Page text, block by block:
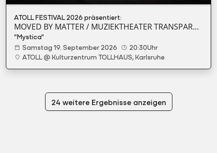
ATOLL FESTIVAL 2026 präsentiert:
MOVED BY MATTER / MUZIEKTHEATER TRANSPARANT (BE)
"Mystica"
Samstag 19. September 2026
20:30Uhr
ATOLL @ Kulturzentrum TOLLHAUS, Karlsruhe
24 weitere Ergebnisse anzeigen